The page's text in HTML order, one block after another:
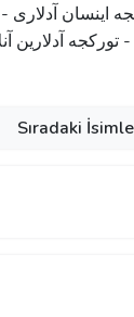
اینسان آدلاری
آدلارین
Sıradaki